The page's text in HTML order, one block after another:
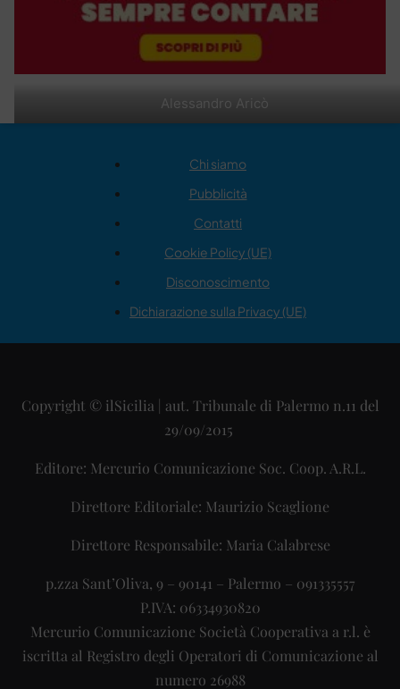
Alessandro Aricò
Chi siamo
Pubblicità
Contatti
Cookie Policy (UE)
Disconoscimento
Dichiarazione sulla Privacy (UE)
Copyright © ilSicilia | aut. Tribunale di Palermo n.11 del
29/09/2015
Editore: Mercurio Comunicazione Soc. Coop. A.R.L.
Direttore Editoriale: Maurizio Scaglione
Direttore Responsabile: Maria Calabrese
p.zza Sant’Oliva, 9 – 90141 – Palermo – 091335557
P.IVA: 06334930820
Mercurio Comunicazione Società Cooperativa a r.l. è
iscritta al Registro degli Operatori di Comunicazione al
numero 26988